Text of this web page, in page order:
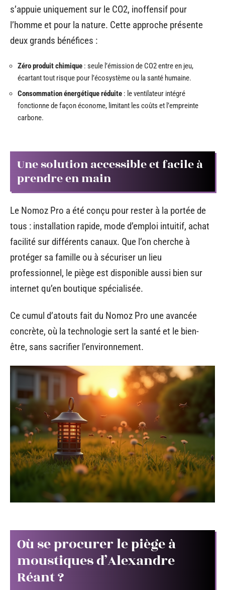
s’appuie uniquement sur le CO2, inoffensif pour
l’homme et pour la nature. Cette approche présente
deux grands bénéfices :
Zéro produit chimique : seule l’émission de CO2 entre en jeu,
écartant tout risque pour l’écosystème ou la santé humaine.
Consommation énergétique réduite : le ventilateur intégré
fonctionne de façon économe, limitant les coûts et l’empreinte
carbone.
Une solution accessible et facile à
prendre en main
Le Nomoz Pro a été conçu pour rester à la portée de
tous : installation rapide, mode d’emploi intuitif, achat
facilité sur différents canaux. Que l’on cherche à
protéger sa famille ou à sécuriser un lieu
professionnel, le piège est disponible aussi bien sur
internet qu’en boutique spécialisée.
Ce cumul d’atouts fait du Nomoz Pro une avancée
concrète, où la technologie sert la santé et le bien-
être, sans sacrifier l’environnement.
Où se procurer le piège à
moustiques d’Alexandre
Réant ?